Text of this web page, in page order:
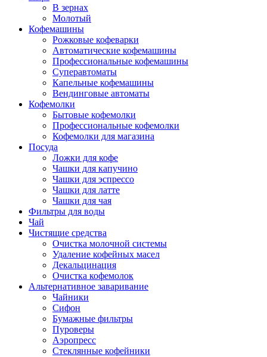
В зернах
Молотый
Кофемашины
Рожковые кофеварки
Автоматические кофемашины
Профессиональные кофемашины
Суперавтоматы
Капельные кофемашины
Вендинговые автоматы
Кофемолки
Бытовые кофемолки
Профессиональные кофемолки
Кофемолки для магазина
Посуда
Ложки для кофе
Чашки для капучино
Чашки для эспрессо
Чашки для латте
Чашки для чая
Фильтры для воды
Чай
Чистящие средства
Очистка молочной системы
Удаление кофейных масел
Декальцинация
Очистка кофемолок
Альтернативное заваривание
Чайники
Сифон
Бумажные фильтры
Пуроверы
Аэропресс
Стеклянные кофейники